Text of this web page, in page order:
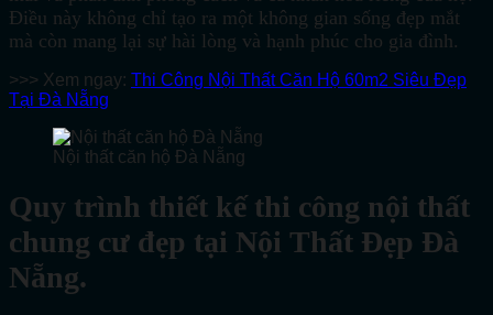
Điều này không chỉ tạo ra một không gian sống đẹp mắt
mà còn mang lại sự hài lòng và hạnh phúc cho gia đình.
>>> Xem ngay: Thi Công Nội Thất Căn Hộ 60m2 Siêu Đẹp
Tại Đà Nẵng
Nội thất căn hộ Đà Nẵng
Quy trình thiết kế thi công nội thất
chung cư đẹp tại Nội Thất Đẹp Đà
Nẵng.